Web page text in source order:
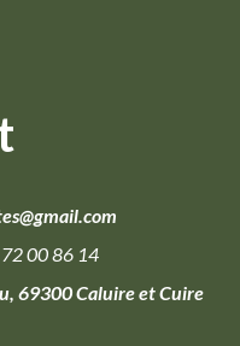
00 86 14
69300 Caluire et Cuire